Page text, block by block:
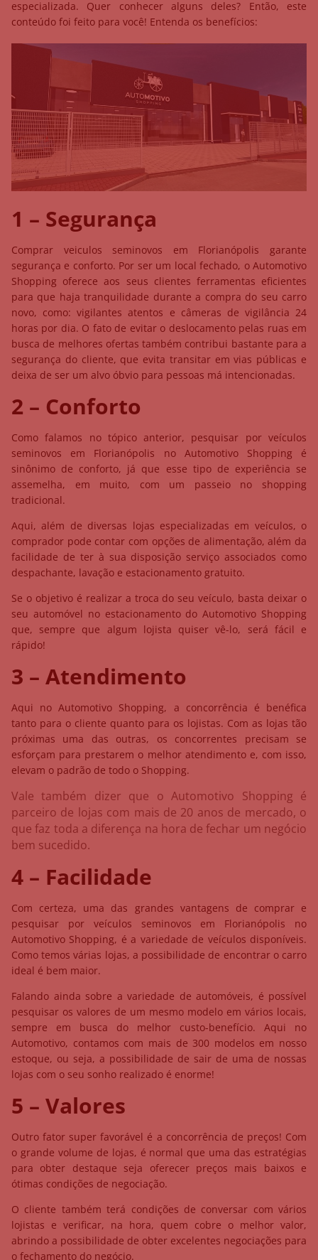
especializada. Quer conhecer alguns deles? Então, este
conteúdo foi feito para você! Entenda os benefícios:
1 – Segurança
Comprar veiculos seminovos em Florianópolis garante
segurança e conforto. Por ser um local fechado, o Automotivo
Shopping oferece aos seus clientes ferramentas eficientes
para que haja tranquilidade durante a compra do seu carro
novo, como: vigilantes atentos e câmeras de vigilância 24
horas por dia. O fato de evitar o deslocamento pelas ruas em
busca de melhores ofertas também contribui bastante para a
segurança do cliente, que evita transitar em vias públicas e
deixa de ser um alvo óbvio para pessoas má intencionadas.
2 – Conforto
Como falamos no tópico anterior, pesquisar por veículos
seminovos em Florianópolis no Automotivo Shopping é
sinônimo de conforto, já que esse tipo de experiência se
assemelha, em muito, com um passeio no shopping
tradicional.
Aqui, além de diversas lojas especializadas em veículos, o
comprador pode contar com opções de alimentação, além da
facilidade de ter à sua disposição serviço associados como
despachante, lavação e estacionamento gratuito.
Se o objetivo é realizar a troca do seu veículo, basta deixar o
seu automóvel no estacionamento do Automotivo Shopping
que, sempre que algum lojista quiser vê-lo, será fácil e
rápido!
3 – Atendimento
Aqui no Automotivo Shopping, a concorrência é benéfica
tanto para o cliente quanto para os lojistas. Com as lojas tão
próximas uma das outras, os concorrentes precisam se
esforçam para prestarem o melhor atendimento e, com isso,
elevam o padrão de todo o Shopping.
Vale também dizer que o Automotivo Shopping é
parceiro de lojas com mais de 20 anos de mercado, o
que faz toda a diferença na hora de fechar um negócio
bem sucedido.
4 – Facilidade
Com certeza, uma das grandes vantagens de comprar e
pesquisar por veículos seminovos em Florianópolis no
Automotivo Shopping, é a variedade de veículos disponíveis.
Como temos várias lojas, a possibilidade de encontrar o carro
ideal é bem maior.
Falando ainda sobre a variedade de automóveis, é possível
pesquisar os valores de um mesmo modelo em vários locais,
sempre em busca do melhor custo-benefício. Aqui no
Automotivo, contamos com mais de 300 modelos em nosso
estoque, ou seja, a possibilidade de sair de uma de nossas
lojas com o seu sonho realizado é enorme!
5 – Valores
Outro fator super favorável é a concorrência de preços! Com
o grande volume de lojas, é normal que uma das estratégias
para obter destaque seja oferecer preços mais baixos e
ótimas condições de negociação.
O cliente também terá condições de conversar com vários
lojistas e verificar, na hora, quem cobre o melhor valor,
abrindo a possibilidade de obter excelentes negociações para
o fechamento do negócio.